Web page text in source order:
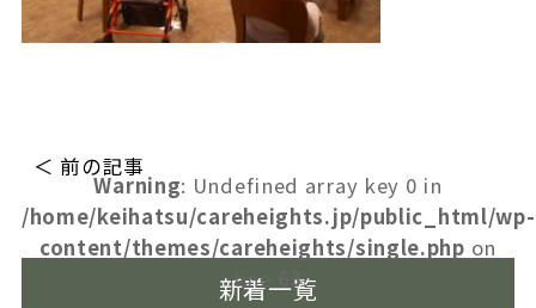
＜ 前の記事
Warning: Undefined array key 0 in
/home/keihatsu/careheights.jp/public_html/wp-
content/themes/careheights/single.php on
line
63
新着一覧